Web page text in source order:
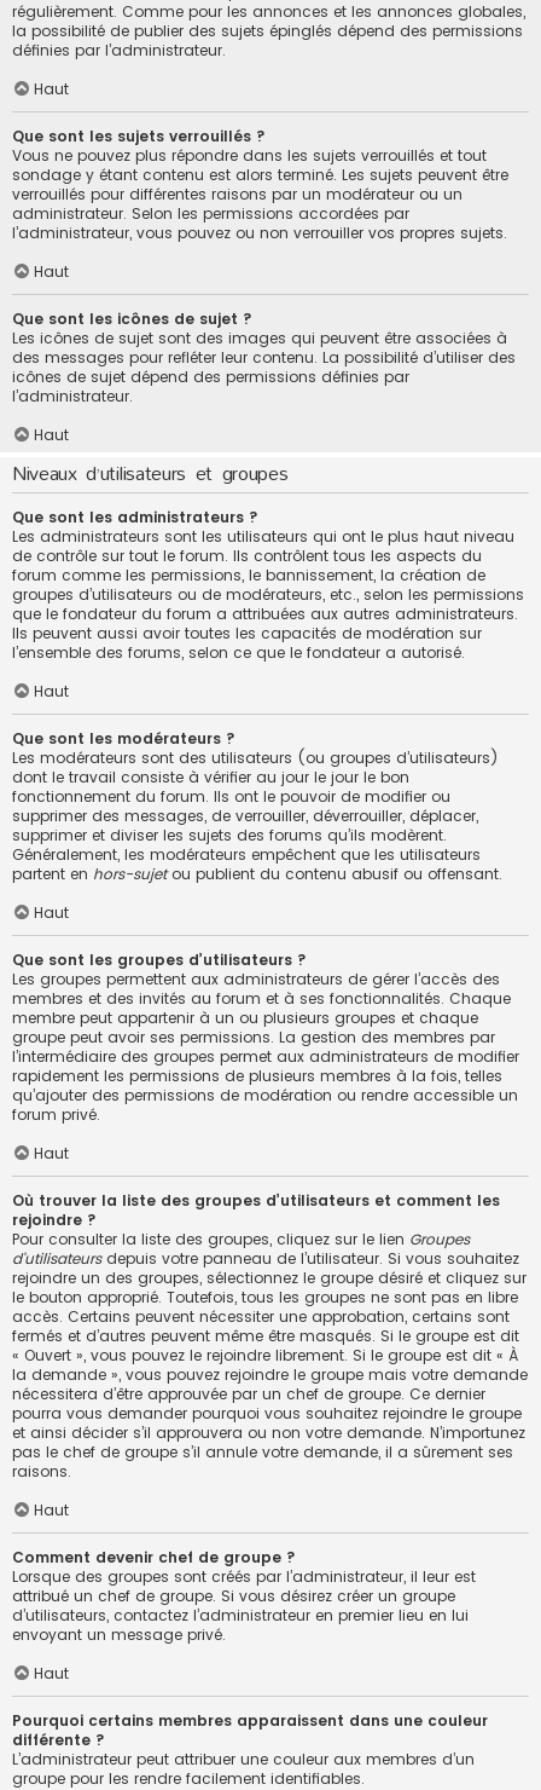
régulièrement. Comme pour les annonces et les annonces globales,
la possibilité de publier des sujets épinglés dépend des permissions
définies par l’administrateur.
Haut
Que sont les sujets verrouillés ?
Vous ne pouvez plus répondre dans les sujets verrouillés et tout
sondage y étant contenu est alors terminé. Les sujets peuvent être
verrouillés pour différentes raisons par un modérateur ou un
administrateur. Selon les permissions accordées par
l’administrateur, vous pouvez ou non verrouiller vos propres sujets.
Haut
Que sont les icônes de sujet ?
Les icônes de sujet sont des images qui peuvent être associées à
des messages pour refléter leur contenu. La possibilité d’utiliser des
icônes de sujet dépend des permissions définies par
l’administrateur.
Haut
Niveaux d’utilisateurs et groupes
Que sont les administrateurs ?
Les administrateurs sont les utilisateurs qui ont le plus haut niveau
de contrôle sur tout le forum. Ils contrôlent tous les aspects du
forum comme les permissions, le bannissement, la création de
groupes d’utilisateurs ou de modérateurs, etc., selon les permissions
que le fondateur du forum a attribuées aux autres administrateurs.
Ils peuvent aussi avoir toutes les capacités de modération sur
l’ensemble des forums, selon ce que le fondateur a autorisé.
Haut
Que sont les modérateurs ?
Les modérateurs sont des utilisateurs (ou groupes d’utilisateurs)
dont le travail consiste à vérifier au jour le jour le bon
fonctionnement du forum. Ils ont le pouvoir de modifier ou
supprimer des messages, de verrouiller, déverrouiller, déplacer,
supprimer et diviser les sujets des forums qu’ils modèrent.
Généralement, les modérateurs empêchent que les utilisateurs
partent en hors-sujetou publient du contenu abusif ou offensant.
Haut
Que sont les groupes d’utilisateurs ?
Les groupes permettent aux administrateurs de gérer l’accès des
membres et des invités au forum et à ses fonctionnalités. Chaque
membre peut appartenir à un ou plusieurs groupes et chaque
groupe peut avoir ses permissions. La gestion des membres par
l’intermédiaire des groupes permet aux administrateurs de modifier
rapidement les permissions de plusieurs membres à la fois, telles
qu’ajouter des permissions de modération ou rendre accessible un
forum privé.
Haut
Où trouver la liste des groupes d’utilisateurs et comment les
rejoindre ?
Pour consulter la liste des groupes, cliquez sur le lien Groupes
d’utilisateursdepuis votre panneau de l’utilisateur. Si vous souhaitez
rejoindre un des groupes, sélectionnez le groupe désiré et cliquez sur
le bouton approprié. Toutefois, tous les groupes ne sont pas en libre
accès. Certains peuvent nécessiter une approbation, certains sont
fermés et d’autres peuvent même être masqués. Si le groupe est dit
« Ouvert », vous pouvez le rejoindre librement. Si le groupe est dit « À
la demande », vous pouvez rejoindre le groupe mais votre demande
nécessitera d’être approuvée par un chef de groupe. Ce dernier
pourra vous demander pourquoi vous souhaitez rejoindre le groupe
et ainsi décider s’il approuvera ou non votre demande. N’importunez
pas le chef de groupe s’il annule votre demande, il a sûrement ses
raisons.
Haut
Comment devenir chef de groupe ?
Lorsque des groupes sont créés par l’administrateur, il leur est
attribué un chef de groupe. Si vous désirez créer un groupe
d’utilisateurs, contactez l’administrateur en premier lieu en lui
envoyant un message privé.
Haut
Pourquoi certains membres apparaissent dans une couleur
différente ?
L’administrateur peut attribuer une couleur aux membres d’un
groupe pour les rendre facilement identifiables.